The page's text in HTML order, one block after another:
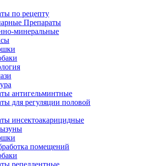
по рецепту
Препараты
минеральные
антигельминтные
для регуляции половой
инсектоакарицидные
помещений
репеллентные